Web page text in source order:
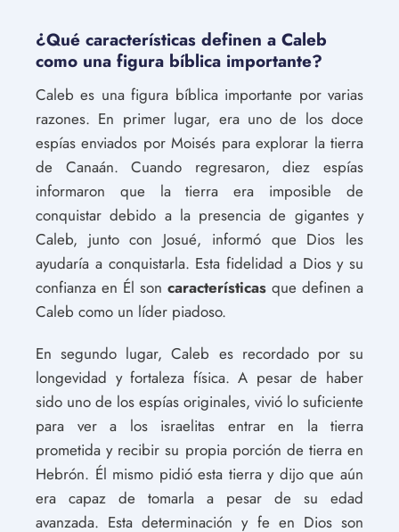
¿Qué características definen a Caleb
como una figura bíblica importante?
Caleb es una figura bíblica importante por varias
razones. En primer lugar, era uno de los doce
espías enviados por Moisés para explorar la tierra
de Canaán. Cuando regresaron, diez espías
informaron que la tierra era imposible de
conquistar debido a la presencia de gigantes y
Caleb, junto con Josué, informó que Dios les
ayudaría a conquistarla. Esta fidelidad a Dios y su
confianza en Él son características que definen a
Caleb como un líder piadoso.
En segundo lugar, Caleb es recordado por su
longevidad y fortaleza física. A pesar de haber
sido uno de los espías originales, vivió lo suficiente
para ver a los israelitas entrar en la tierra
prometida y recibir su propia porción de tierra en
Hebrón. Él mismo pidió esta tierra y dijo que aún
era capaz de tomarla a pesar de su edad
avanzada. Esta determinación y fe en Dios son